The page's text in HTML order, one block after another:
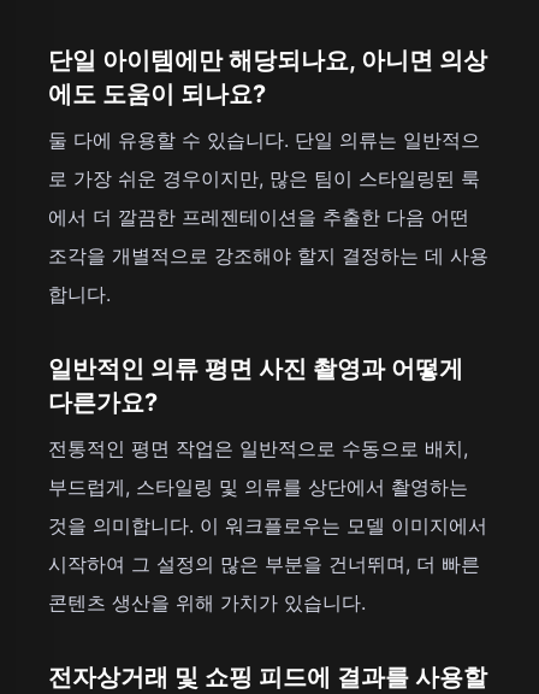
단일 아이템에만 해당되나요, 아니면 의상
에도 도움이 되나요?
둘 다에 유용할 수 있습니다. 단일 의류는 일반적으
로 가장 쉬운 경우이지만, 많은 팀이 스타일링된 룩
에서 더 깔끔한 프레젠테이션을 추출한 다음 어떤
조각을 개별적으로 강조해야 할지 결정하는 데 사용
합니다.
일반적인 의류 평면 사진 촬영과 어떻게
다른가요?
전통적인 평면 작업은 일반적으로 수동으로 배치,
부드럽게, 스타일링 및 의류를 상단에서 촬영하는
것을 의미합니다. 이 워크플로우는 모델 이미지에서
시작하여 그 설정의 많은 부분을 건너뛰며, 더 빠른
콘텐츠 생산을 위해 가치가 있습니다.
전자상거래 및 쇼핑 피드에 결과를 사용할